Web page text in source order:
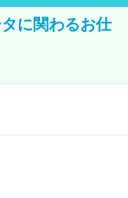
に関わるお仕